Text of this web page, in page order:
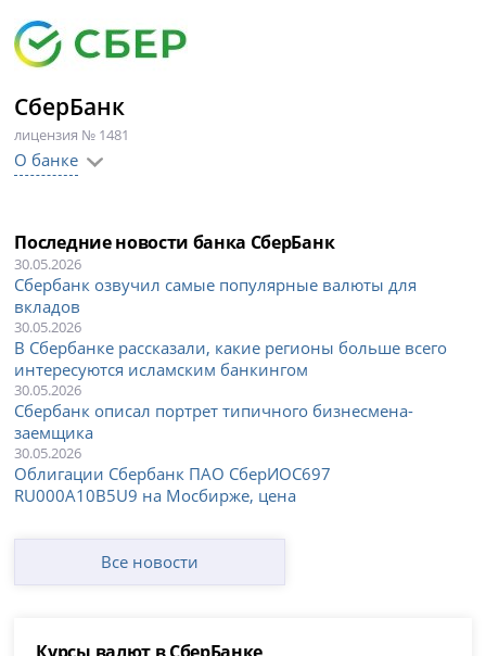
СберБанк
лицензия № 1481
О банке
Последние новости банка СберБанк
30.05.2026
Сбербанк озвучил самые популярные валюты для
вкладов
30.05.2026
В Сбербанке рассказали, какие регионы больше всего
интересуются исламским банкингом
30.05.2026
Сбербанк описал портрет типичного бизнесмена-
заемщика
30.05.2026
Облигации Сбербанк ПАО СберИОС697
RU000A10B5U9 на Мосбирже, цена
Все новости